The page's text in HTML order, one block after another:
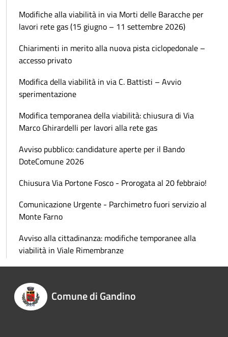
Modifiche alla viabilità in via Morti delle Baracche per
lavori rete gas (15 giugno – 11 settembre 2026)
Chiarimenti in merito alla nuova pista ciclopedonale –
accesso privato
Modifica della viabilità in via C. Battisti – Avvio
sperimentazione
Modifica temporanea della viabilità: chiusura di Via
Marco Ghirardelli per lavori alla rete gas
Avviso pubblico: candidature aperte per il Bando
DoteComune 2026
Chiusura Via Portone Fosco - Prorogata al 20 febbraio!
Comunicazione Urgente - Parchimetro fuori servizio al
Monte Farno
Avviso alla cittadinanza: modifiche temporanee alla
viabilità in Viale Rimembranze
Comune di Gandino